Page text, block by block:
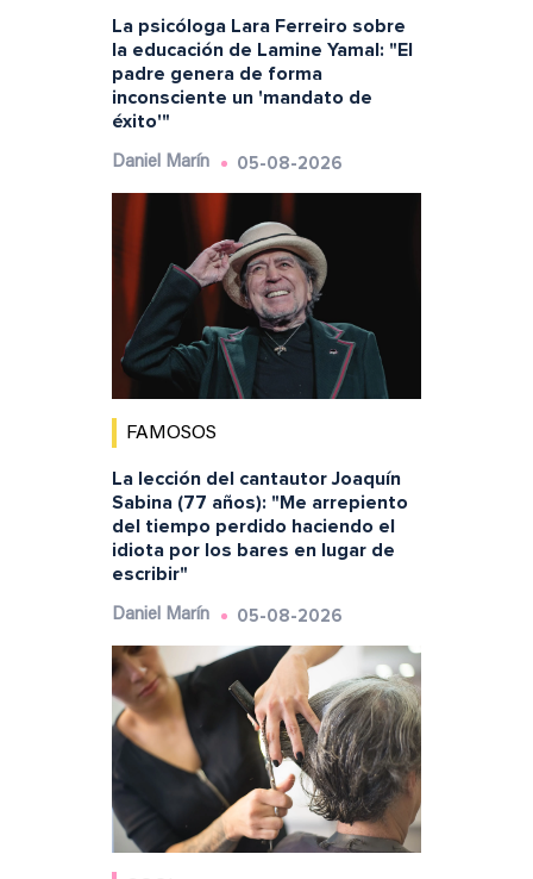
La psicóloga Lara Ferreiro sobre
la educación de Lamine Yamal: "El
padre genera de forma
inconsciente un 'mandato de
éxito'"
Daniel Marín 05-08-2026
FAMOSOS
La lección del cantautor Joaquín
Sabina (77 años): "Me arrepiento
del tiempo perdido haciendo el
idiota por los bares en lugar de
escribir"
Daniel Marín 05-08-2026